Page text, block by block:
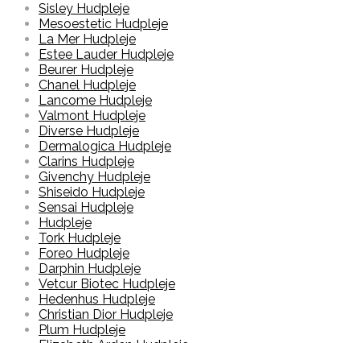
Sisley Hudpleje
Mesoestetic Hudpleje
La Mer Hudpleje
Estee Lauder Hudpleje
Beurer Hudpleje
Chanel Hudpleje
Lancome Hudpleje
Valmont Hudpleje
Diverse Hudpleje
Dermalogica Hudpleje
Clarins Hudpleje
Givenchy Hudpleje
Shiseido Hudpleje
Sensai Hudpleje
Hudpleje
Tork Hudpleje
Foreo Hudpleje
Darphin Hudpleje
Vetcur Biotec Hudpleje
Hedenhus Hudpleje
Christian Dior Hudpleje
Plum Hudpleje